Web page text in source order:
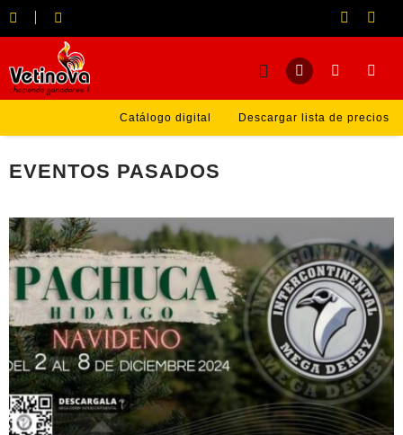
Catálogo digital Descargar lista de precios
EVENTOS PASADOS